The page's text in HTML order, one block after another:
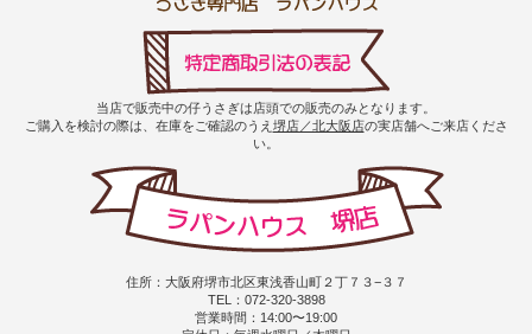
当店で販売中の仔うさぎは店頭での販売のみとなります。
ご購入を検討の際は、在庫をご確認のうえ 堺店／北大阪店の実店舗へご来店くださ
い。
住所：大阪府堺市北区東浅香山町２丁７３−３７
TEL：072-320-3898
営業時間：14:00〜19:00